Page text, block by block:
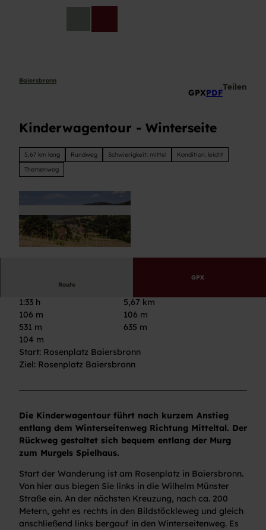
Baiersbronn
GPXPDF
Teilen
Kinderwagentour - Winterseite
5,67 km lang Rundweg Schwierigkeit: mittel
Kondition: leicht
Themenweg
Route
GPX
1:33 h
5,67 km
106 m
106 m
531 m
635 m
104 m
Start: Rosenplatz Baiersbronn
Ziel: Rosenplatz Baiersbronn
Die Kinderwagentour führt nach kurzem Anstieg
entlang dem Winterseitenweg Richtung Mitteltal. Der
Rückweg gestaltet sich bequem entlang der Murg
zum Murgels Spielhaus.
Start der Wanderung ist am Rosenplatz in Baiersbronn.
Von hier aus biegen Sie links in die Wilhelm Münster
Straße ein. An der nächsten Kreuzung, nach ca. 200
Metern, geht es rechts in den Bildstöckleweg und gleich
anschließend links bergauf in den Winterseitenweg. Es